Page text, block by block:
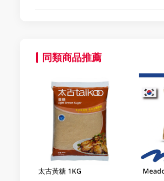
同類商品推薦
太古黃糖 1KG